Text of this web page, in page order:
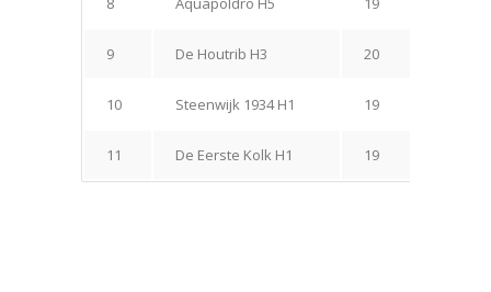
9 De Houtrib H3 20
10 Steenwijk 1934 H1 19
11 De Eerste Kolk H1 19